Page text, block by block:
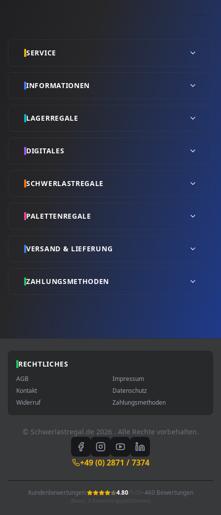
SERVICE
INFORMATIONEN
LAGERREGALE
DIGITALES
SCHWERLASTREGALE
PALETTENREGALE
VERSAND & LIEFERUNG
ZAHLUNGSMETHODEN
RECHTLICHES
AGB
Impressum
Kontakt
Datenschutz
Widerruf
Zahlungsmethoden
© Schwerlastregal.de 2026 . Alle Rechte vorbehalten.
+49 (0) 2871 / 7374
Kundenbewertungen: 4.80/5.00•460 Bewertungen
(Basis: 3 Bewertungsplattformen)